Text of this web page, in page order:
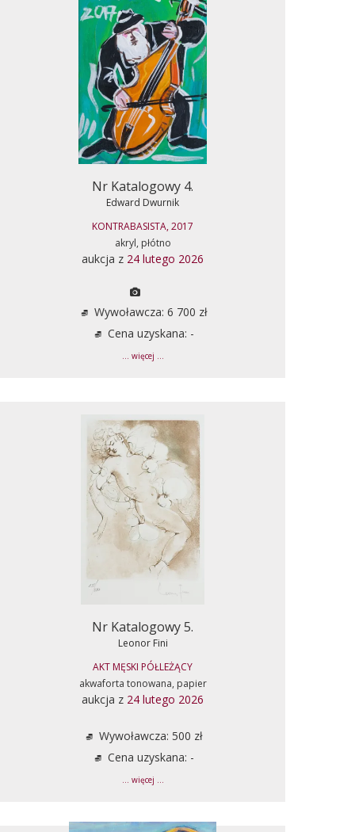
Nr Katalogowy 4.
Edward Dwurnik
KONTRABASISTA, 2017
akryl, płótno
aukcja z 24 lutego 2026
Wywoławcza: 6 700 zł
Cena uzyskana: -
... więcej ...
Nr Katalogowy 5.
Leonor Fini
AKT MĘSKI PÓŁLEŻĄCY
akwaforta tonowana, papier
aukcja z 24 lutego 2026
Wywoławcza: 500 zł
Cena uzyskana: -
... więcej ...